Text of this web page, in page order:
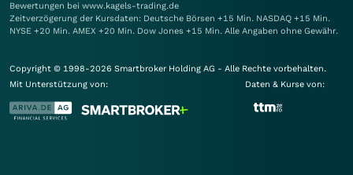
Bewertungen bei www.kagels-trading.de
Zeitverzögerung der Kursdaten: Deutsche Börsen +15 Min. NASDAQ +15 Min.
NYSE +20 Min. AMEX +20 Min. Dow Jones +15 Min. Alle Angaben ohne Gewähr.
Copyright © 1998-2026 Smartbroker Holding AG - Alle Rechte vorbehalten.
Mit Unterstützung von:
Daten & Kurse von: